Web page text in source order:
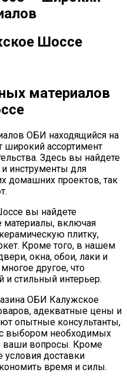
Шоссе
материалов
ОБИ находящийся на
широкий ассортимент
Здесь вы найдете
инструменты для
домашних проектов, так
вы найдете
материалы, включая
плитку,
Кроме того, в нашем
окна, обои, лаки и
другое, что
и стильный интерьер.
ОБИ Калужское
адекватные цены и
опытные консультанты,
выбором необходимых
ваши вопросы. Кроме
доставки
время и силы.